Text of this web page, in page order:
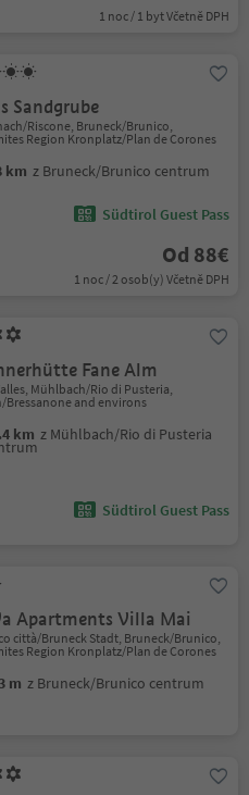
1 noc / 1 byt Včetně DPH
Sandgrube
Riscone, Bruneck/Brunico,
Region Kronplatz/Plan de Corones
km z Bruneck/Brunico centrum
Südtirol Guest Pass
Od 88€
1 noc / 2 osob(y) Včetně DPH
Fane Alm
Mühlbach/Rio di Pusteria,
Bressanone and environs
km z Mühlbach/Rio di Pusteria
Südtirol Guest Pass
Apartments Villa Mai
città/Bruneck Stadt, Bruneck/Brunico,
Region Kronplatz/Plan de Corones
m z Bruneck/Brunico centrum